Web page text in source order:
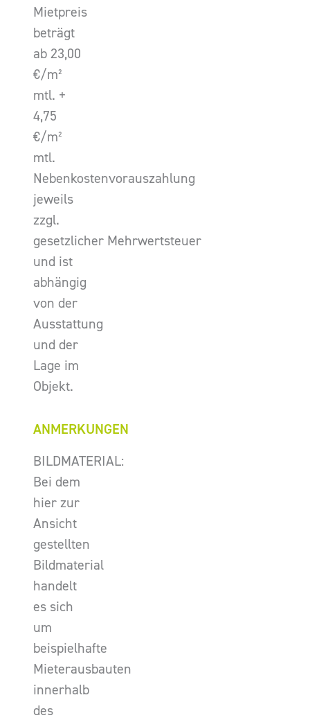
Mietpreis
beträgt
ab 23,00
€/m²
mtl. +
4,75
€/m²
mtl.
Nebenkostenvorauszahlung
jeweils
zzgl.
gesetzlicher Mehrwertsteuer
und ist
abhängig
von der
Ausstattung
und der
Lage im
Objekt.
ANMERKUNGEN
BILDMATERIAL:
Bei dem
hier zur
Ansicht
gestellten
Bildmaterial
handelt
es sich
um
beispielhafte
Mieterausbauten
innerhalb
des